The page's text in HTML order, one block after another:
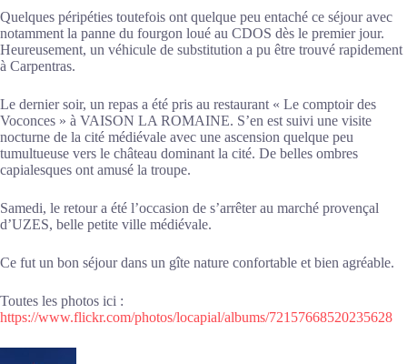
Quelques péripéties toutefois ont quelque peu entaché ce séjour avec
notamment la panne du fourgon loué au CDOS dès le premier jour.
Heureusement, un véhicule de substitution a pu être trouvé rapidement
à Carpentras.
Le dernier soir, un repas a été pris au restaurant « Le comptoir des
Voconces » à VAISON LA ROMAINE. S’en est suivi une visite
nocturne de la cité médiévale avec une ascension quelque peu
tumultueuse vers le château dominant la cité. De belles ombres
capialesques ont amusé la troupe.
Samedi, le retour a été l’occasion de s’arrêter au marché provençal
d’UZES, belle petite ville médiévale.
Ce fut un bon séjour dans un gîte nature confortable et bien agréable.
Toutes les photos ici :
https://www.flickr.com/photos/locapial/albums/72157668520235628